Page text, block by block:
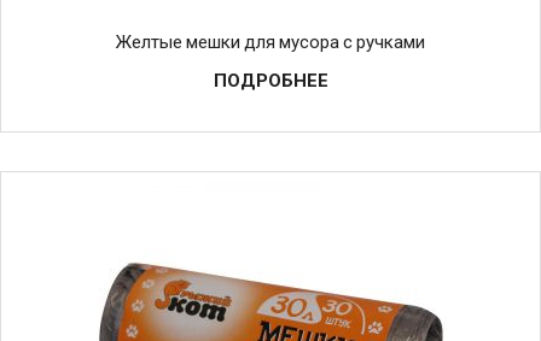
Желтые мешки для мусора с ручками
ПОДРОБНЕЕ